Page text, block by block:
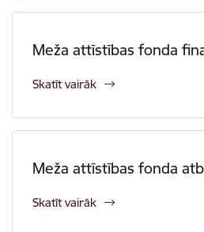
Meža attīstības fonda
Skatīt vairāk
Meža attīstības fonda
Skatīt vairāk